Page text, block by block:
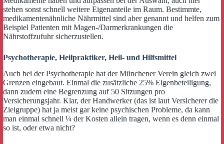
stehen sonst schnell weitere Eigenanteile im Raum. Bestimmte,
medikamentenähnliche Nährmittel sind aber genannt und helfen zum
Beispiel Patienten mit Magen-/Darmerkrankungen die
Nährstoffzufuhr sicherzustellen.
Psychotherapie, Heilpraktiker, Heil- und Hilfsmittel
Auch bei der Psychotherapie hat der Münchener Verein gleich zwei
Grenzen eingebaut. Einmal die zusätzliche 25% Eigenbeteiligung,
dann zudem eine Begrenzung auf 50 Sitzungen pro
Versicherungsjahr. Klar, der Handwerker (das ist laut Versicherer die
Zielgruppe) hat ja meist gar keine psychischen Probleme, da kann
man einmal schnell ¼ der Kosten allein tragen, wenn es denn einmal
so ist, oder etwa nicht?